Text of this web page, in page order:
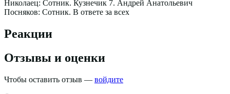
Николаец: Сотник. Кузнечик 7. Андрей Анатольевич
Посняков: Сотник. В ответе за всех
Реакции
Отзывы и оценки
Чтобы оставить отзыв — войдите